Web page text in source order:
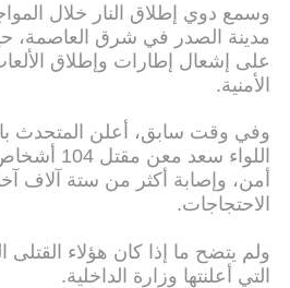
وسمع دوي إطلاق النار خلال
مدينة الصدر في شرق العاصمة،
على إشعال إطارات وإطلاق الألعاب
الأمنية.
وفي وقت سابق، أعلن المتحدث
اللواء سعد
أمن، وإصابة أكثر من ستة آلاف
الاحتجاجات.
ولم يتضح ما إذا كان هؤلاء القتلى
التي أعلنتها وزارة الداخلية.